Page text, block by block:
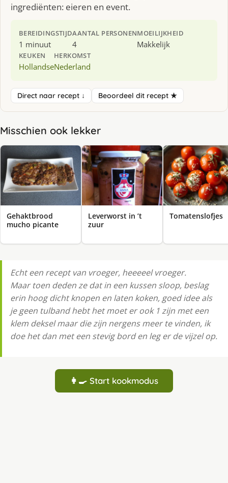
ingrediënten: eieren en event.
BEREIDINGSTIJD
1 minuut
AANTAL PERSONEN
4
MOEILIJKHEID
Makkelijk
KEUKEN
Hollandse
HERKOMST
Nederland
Direct naar recept ↓ Beoordeel dit recept ★
Misschien ook lekker
Gehaktbrood
mucho picante
Leverworst in ’t
zuur
Tomatenslofjes
Echt een recept van vroeger, heeeeel vroeger.
Maar toen deden ze dat in een kussen sloop, beslag
erin hoog dicht knopen en laten koken, goed idee als
je geen tulband hebt het moet er ook 1 zijn met een
klem deksel maar die zijn nergens meer te vinden, ik
doe het dan met een stevig bord en leg er de vijzel op.
👩‍🍳 Start kookmodus